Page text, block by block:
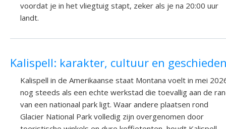
voordat je in het vliegtuig stapt, zeker als je na 20:00 uur
landt.
Kalispell: karakter, cultuur en
Kalispell in de Amerikaanse staat Montana voelt in mei
nog steeds als een echte werkstad die toevallig aan de
van een nationaal park ligt. Waar andere plaatsen rond
Glacier National Park volledig zijn overgenomen door